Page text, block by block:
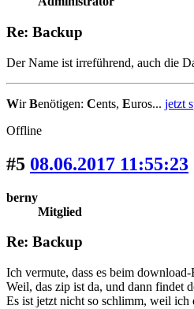
Re: Backup
Der Name ist irreführend, auch die
WirBenötigen: Cents, Euros... jetzt
Offline
#5 08.06.2017 11:55:23
berny
Mitglied
Re: Backup
Ich vermute, dass es beim
Weil, das zip ist da, und dann findet
Es ist jetzt nicht so schlimm, weil ich